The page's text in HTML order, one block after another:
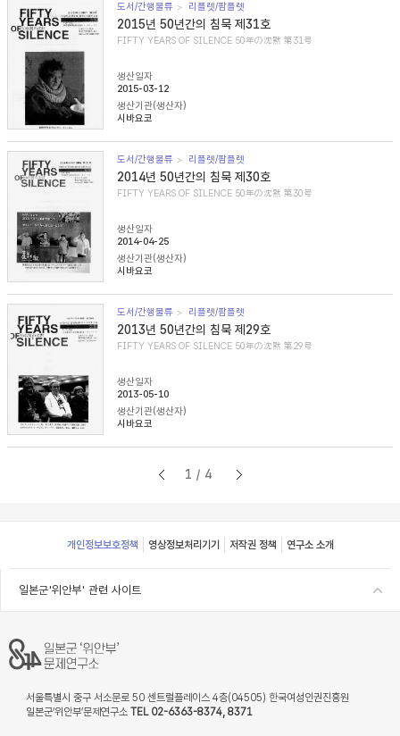
도서/간행물류 리플렛/팜플렛
2015년 50년간의 침묵 제31호
FIFTY YEARS OF SILENCE 50年の沈黙 第31号
생산일자
2015-03-12
생산기관(생산자)
시바요코
도서/간행물류 리플렛/팜플렛
2014년 50년간의 침묵 제30호
FIFTY YEARS OF SILENCE 50年の沈黙 第30号
생산일자
2014-04-25
생산기관(생산자)
시바요코
도서/간행물류 리플렛/팜플렛
2013년 50년간의 침묵 제29호
FIFTY YEARS OF SILENCE 50年の沈黙 第29号
생산일자
2013-05-10
생산기관(생산자)
시바요코
1/4
Footer
개인정보보호정책 영상정보처리기기 저작권 정책 연구소 소개
일본군'위안부' 관련 사이트
서울특별시 중구 서소문로 50 센트럴플레이스 4층(04505) 한국여성인권진흥원
일본군‘위안부’문제연구소 TEL 02-6363-8374, 8371